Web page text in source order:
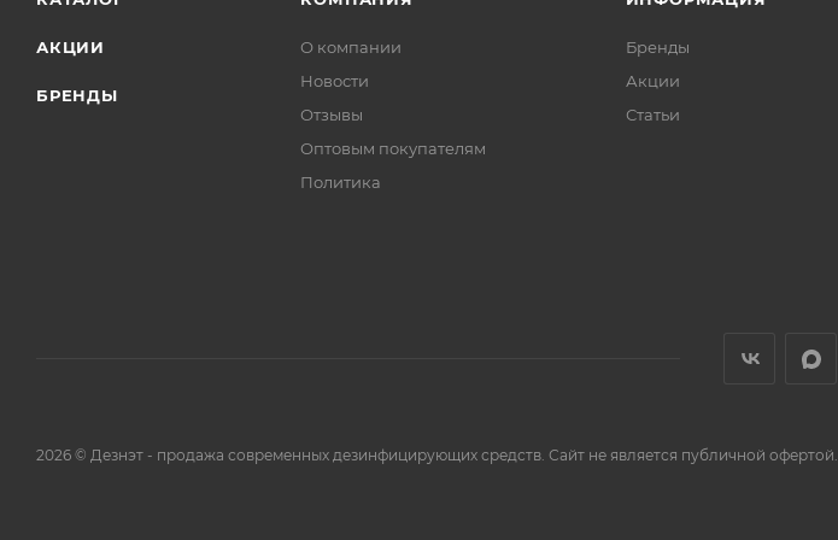
АКЦИИ
БРЕНДЫ
О компании
Новости
Отзывы
Оптовым покупателям
Политика
Бренды
Акции
Статьи
2026 © Дезнэт - продажа современных дезинфицирующих средств. Сайт не является публичной офертой.